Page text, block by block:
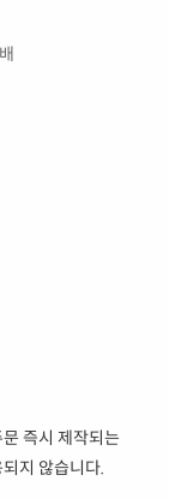
즉시 제작되는
지 않습니다.